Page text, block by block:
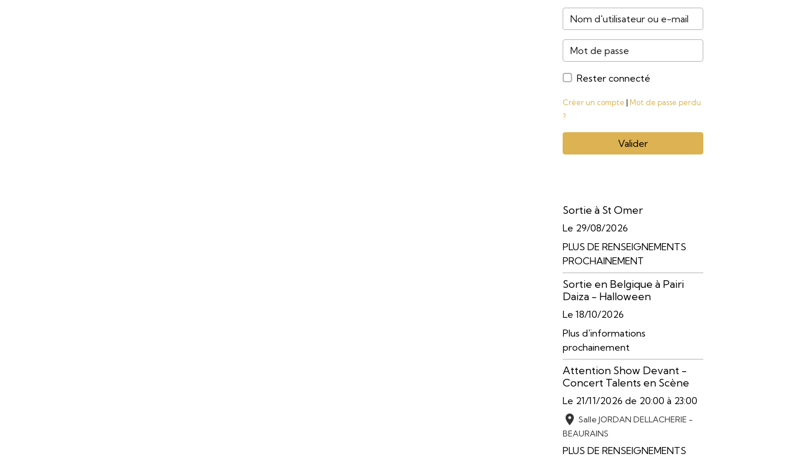
Rester connecté
Créer un compte | Mot de passe perdu
?
Valider
Sortie à St Omer
Le 29/08/2026
PLUS DE RENSEIGNEMENTS
PROCHAINEMENT
Sortie en Belgique à Pairi
Daiza - Halloween
Le 18/10/2026
Plus d'informations
prochainement
Attention Show Devant -
Concert Talents en Scène
Le 21/11/2026 de 20:00 à 23:00
Salle JORDAN DELLACHERIE -
BEAURAINS
PLUS DE RENSEIGNEMENTS